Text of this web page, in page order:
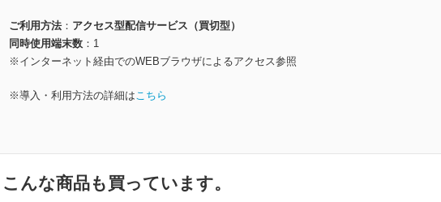
ご利用方法
アクセス型配信サービス（買切型）
同時使用端末数
1
※インターネット経由でのWEBブラウザによるアクセス参照
※導入・利用方法の詳細はこちら
んな商品も買っています。